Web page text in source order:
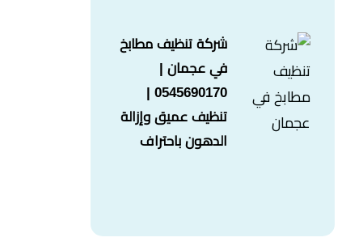
شركة تنظيف مطابخ
في عجمان |
0545690170 |
تنظيف عميق وإزالة
الدهون باحتراف